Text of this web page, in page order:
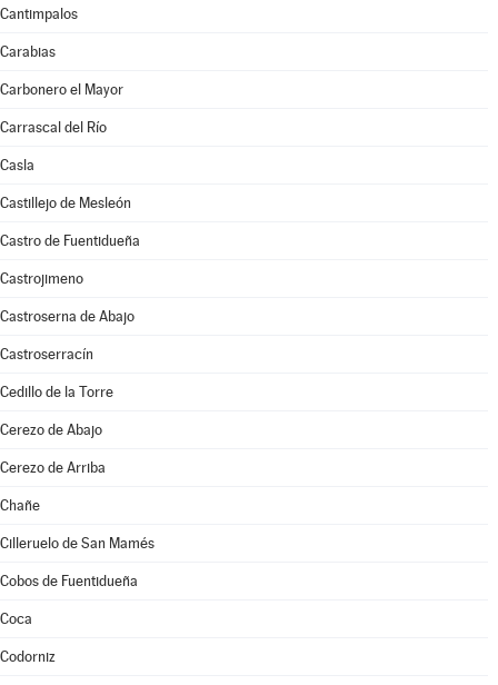
Cantimpalos
Carabias
Carbonero el Mayor
Carrascal del Río
Casla
Castillejo de Mesleón
Castro de Fuentidueña
Castrojimeno
Castroserna de Abajo
Castroserracín
Cedillo de la Torre
Cerezo de Abajo
Cerezo de Arriba
Chañe
Cilleruelo de San Mamés
Cobos de Fuentidueña
Coca
Codorniz